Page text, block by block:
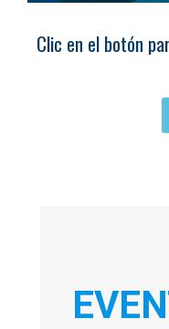
Clic en el botón